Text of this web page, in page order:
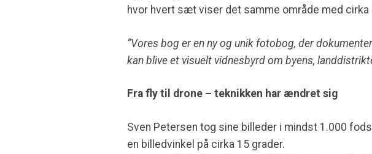
hvor hvert sæt viser det samme område med cirka
”Vores bog er en ny og unik fotobog, der
kan blive et visuelt vidnesbyrd om byens,
Fra fly til drone – teknikken har ændret sig
Sven Petersen tog sine billeder i mindst 1.000
en billedvinkel på cirka 15 grader.